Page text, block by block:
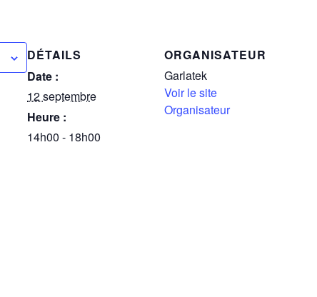
DÉTAILS
Date :
12 septembre
Heure :
14h00 - 18h00
ORGANISATEUR
Garlatek
Voir le site
Organisateur